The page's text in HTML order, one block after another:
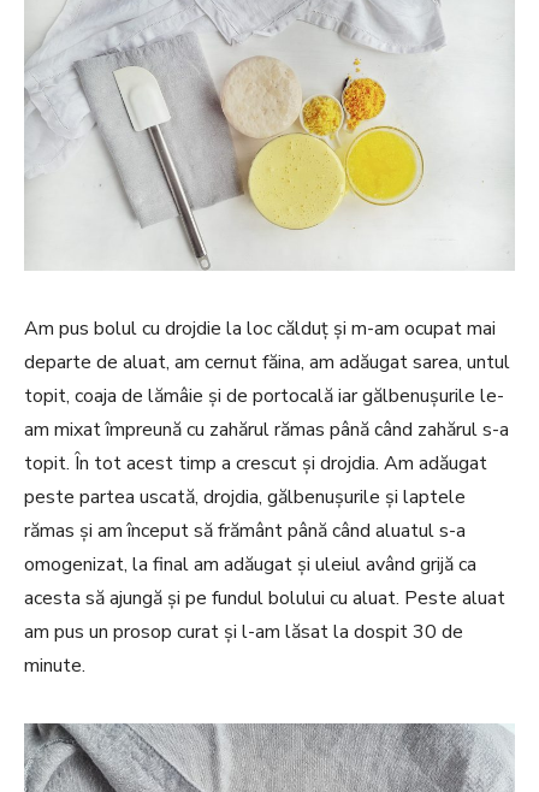
Am pus bolul cu drojdie la loc călduț și m-am ocupat mai
departe de aluat, am cernut făina, am adăugat sarea, untul
topit, coaja de lămâie și de portocală iar gălbenușurile le-
am mixat împreună cu zahărul rămas până când zahărul s-a
topit. În tot acest timp a crescut și drojdia. Am adăugat
peste partea uscată, drojdia, gălbenușurile și laptele
rămas și am început să frământ până când aluatul s-a
omogenizat, la final am adăugat și uleiul având grijă ca
acesta să ajungă și pe fundul bolului cu aluat. Peste aluat
am pus un prosop curat și l-am lăsat la dospit 30 de
minute.